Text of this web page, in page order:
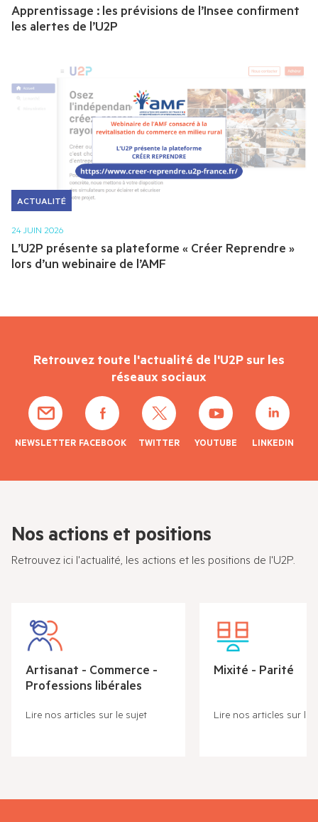
Apprentissage : les prévisions de l’Insee confirment
les alertes de l’U2P
ACTUALITÉ
24 JUIN 2026
L’U2P présente sa plateforme « Créer Reprendre »
lors d’un webinaire de l’AMF
Retrouvez toute l'actualité de l'U2P sur les
réseaux sociaux
NEWSLETTER FACEBOOK TWITTER YOUTUBE LINKEDIN
Nos actions et positions
Retrouvez ici l'actualité, les actions et les positions de l'U2P.
Artisanat - Commerce -
Professions libérales
Lire nos articles sur le sujet
Mixité - Parité
Lire nos articles sur le